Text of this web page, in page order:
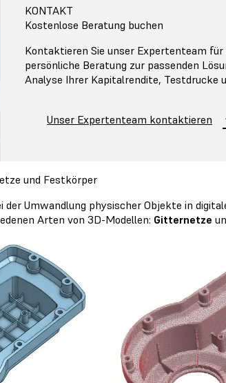
KONTAKT
Kostenlose Beratung buchen
Kontaktieren Sie unser Expertenteam
persönliche Beratung zur passenden
Analyse Ihrer Kapitalrendite, Testdrucke
Unser Expertenteam kontaktieren
und Festkörper
Umwandlung physischer Objekte in
Arten von 3D-Modellen: Gitternetze